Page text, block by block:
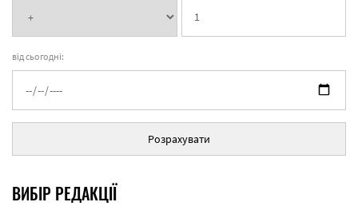
від сьогодні:
Розрахувати
ВИБІР РЕДАКЦІЇ